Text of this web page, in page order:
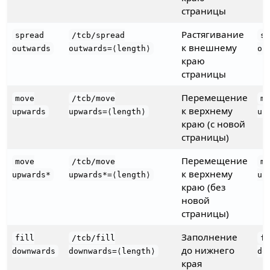
страницы
spread
outwards
/tcb/spread
outwards=⟨length⟩
Растягивание
к внешнему
краю
страницы
move
upwards
/tcb/move
upwards=⟨length⟩
Перемещение
к верхнему
краю (с новой
страницы)
move
upwards*
/tcb/move
upwards*=⟨length⟩
Перемещение
к верхнему
краю (без
новой
страницы)
fill
downwards
/tcb/fill
downwards=⟨length⟩
Заполнение
до нижнего
края